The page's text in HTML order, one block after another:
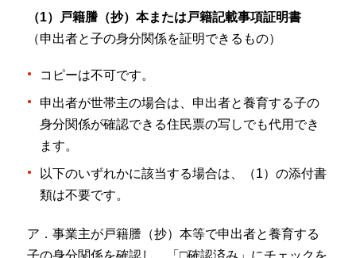
（1）戸籍謄（抄）本または戸籍記載事項証明書
（申出者と子の身分関係を証明できるもの）
コピーは不可です。
申出者が世帯主の場合は、申出者と養育する子の
身分関係が確認できる住民票の写しでも代用でき
ます。
以下のいずれかに該当する場合は、（1）の添付書
類は不要です。
ア．事業主が戸籍謄（抄）本等で申出者と養育する
子の身分関係を確認し、「□確認済み」にチェックを